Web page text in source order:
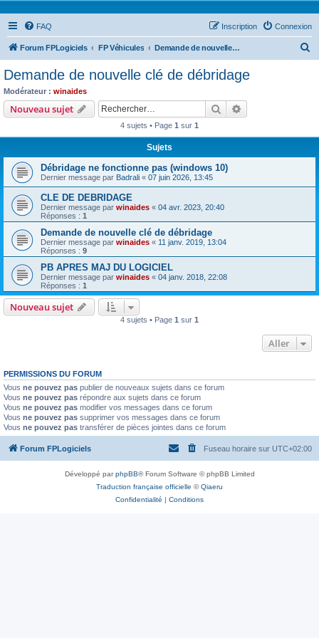
FAQ Connexion
Inscription
Forum FPLogiciels FP Véhicules Demande de nouvelle clé de débridage
Demande de nouvelle clé de débridage
Modérateur : winaides
Nouveau sujet Rechercher
4 sujets • Page 1 sur 1
Sujets
Débridage ne fonctionne pas (windows 10)
Dernier message par Badrali « 07 juin 2026, 13:45
CLE DE DEBRIDAGE
Dernier message par winaides « 04 avr. 2023, 20:40
Réponses : 1
Demande de nouvelle clé de débridage
Dernier message par winaides « 11 janv. 2019, 13:04
Réponses : 9
PB APRES MAJ DU LOGICIEL
Dernier message par winaides « 04 janv. 2018, 22:08
Réponses : 1
Nouveau sujet
4 sujets • Page 1 sur 1
Aller
PERMISSIONS DU FORUM
Vous ne pouvez pas publier de nouveaux sujets dans ce forum
Vous ne pouvez pas répondre aux sujets dans ce forum
Vous ne pouvez pas modifier vos messages dans ce forum
Vous ne pouvez pas supprimer vos messages dans ce forum
Vous ne pouvez pas transférer de pièces jointes dans ce forum
Forum FPLogiciels Fuseau horaire sur UTC+02:00
Développé parphpBB® Forum Software © phpBB Limited
Traduction française officielle ©Qiaeru
Confidentialité | Conditions